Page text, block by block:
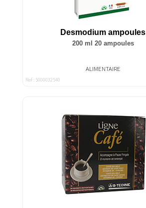
Desmodium ampoules
200 ml 20 ampoules
ALIMENTAIRE
Ref : 5000032540